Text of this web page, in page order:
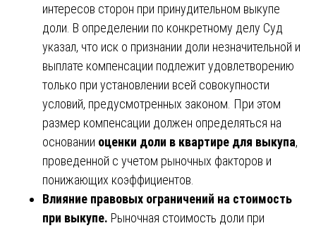
интересов сторон при принудительном выкупе
доли. В определении по конкретному делу Суд
указал, что иск о признании доли незначительной и
выплате компенсации подлежит удовлетворению
только при установлении всей совокупности
условий, предусмотренных законом. При этом
размер компенсации должен определяться на
основании оценки доли в квартире для выкупа,
проведенной с учетом рыночных факторов и
понижающих коэффициентов.
Влияние правовых ограничений на стоимость
при выкупе. Рыночная стоимость доли при